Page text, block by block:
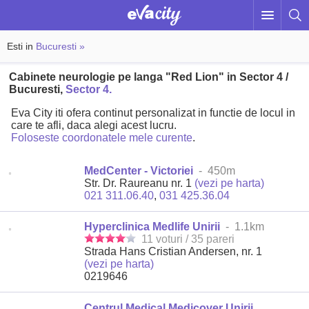
Esti in Bucuresti »
Cabinete neurologie pe langa "Red Lion" in Sector 4 /
Bucuresti,Sector 4.
Eva City iti ofera continut personalizat in functie de locul in
care te afli, daca alegi acest lucru.
Foloseste coordonatele mele curente.
MedCenter - Victoriei - 450m
Str. Dr. Raureanu nr. 1 (vezi pe harta)
021 311.06.40,031 425.36.04
Hyperclinica Medlife Unirii - 1.1km
11 voturi / 35 pareri
Strada Hans Cristian Andersen, nr. 1
(vezi pe harta)
0219646